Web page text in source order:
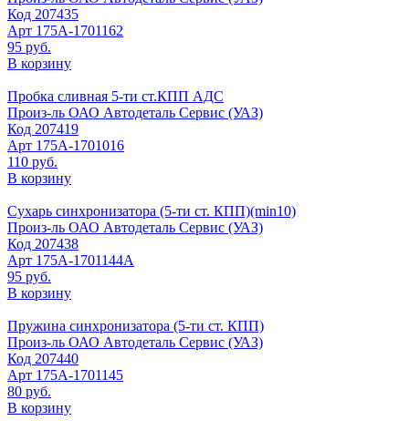
Код 207435
Арт 175А-1701162
95 руб.
В корзину
Пробка сливная 5-ти ст.КПП АДС
Произ-ль ОАО Автодеталь Сервис (УАЗ)
Код 207419
Арт 175А-1701016
110 руб.
В корзину
Сухарь синхронизатора (5-ти ст. КПП)(min10)
Произ-ль ОАО Автодеталь Сервис (УАЗ)
Код 207438
Арт 175А-1701144А
95 руб.
В корзину
Пружина синхронизатора (5-ти ст. КПП)
Произ-ль ОАО Автодеталь Сервис (УАЗ)
Код 207440
Арт 175А-1701145
80 руб.
В корзину